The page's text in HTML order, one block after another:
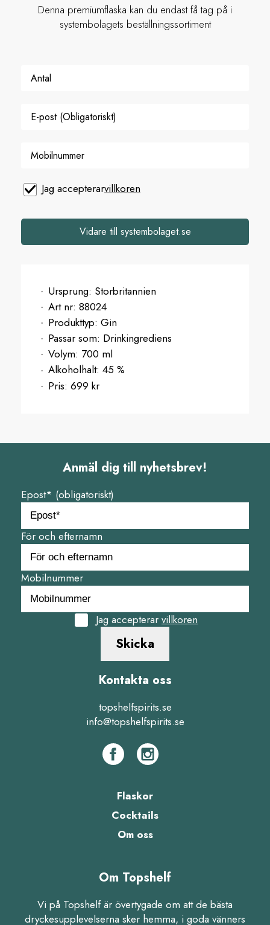
Jag accepterarvillkoren
Vidare till systembolaget.se
Denna premiumflaska kan du endast få tag på i
systembolagets beställningssortiment
Ursprung: Storbritannien
Art nr: 88024
Produkttyp: Gin
Passar som: Drinkingrediens
Volym: 700 ml
Alkoholhalt: 45 %
Pris: 699 kr
Anmäl dig till nyhetsbrev!
Epost* (obligatoriskt)
För och efternamn
Mobilnummer
Jag accepterar villkoren
Skicka
Kontakta oss
topshelfspirits.se
info@topshelfspirits.se
Flaskor
Cocktails
Om oss
Om Topshelf
Vi på Topshelf är övertygade om att de bästa
dryckesupplevelserna sker hemma, i goda vänners